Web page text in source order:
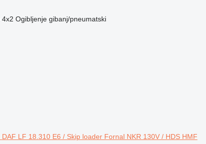
4x2 Ogibljenje gibanj/pneumatski
DAF LF 18.310 E6 / Skip loader Fornal NKR 130V / HDS HMF